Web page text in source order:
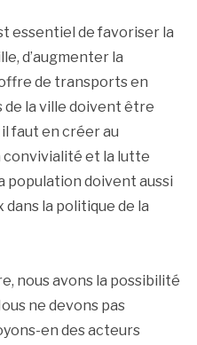
essentiel de favoriser la
d’augmenter la
de transports en
de la ville doivent être
faut en créer au
convivialité et la lutte
population doivent aussi
la politique de la
nous avons la possibilité
ne devons pas
en des acteurs